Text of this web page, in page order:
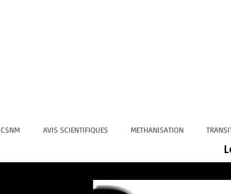
CSNM AVIS SCIENTIFIQUES METHANISATION